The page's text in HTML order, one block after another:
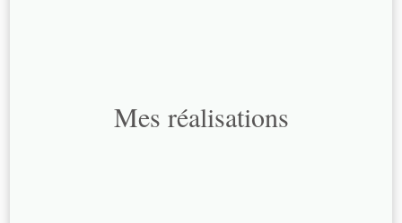
Mes réalisations